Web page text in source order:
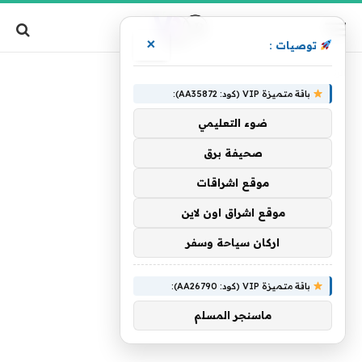
توصيات : ×
باقة متميزة VIP (كود: AA35872):
ضوء التعليمي
صحيفة برق
موقع اشراقات
موقع اشراق اون لاين
اركان سياحة وسفر
باقة متميزة VIP (كود: AA26790):
ماسنجر المسلم